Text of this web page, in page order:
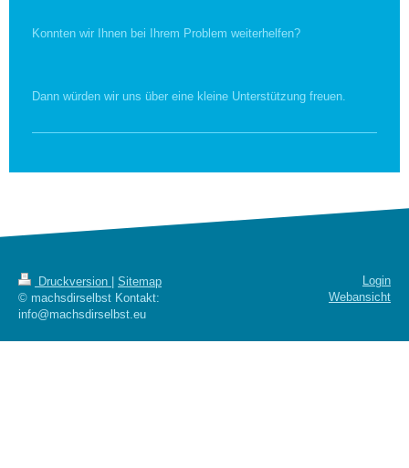
Konnten wir Ihnen bei Ihrem Problem weiterhelfen?
Dann würden wir uns über eine kleine Unterstützung freuen.
Druckversion
Sitemap
© machsdirselbst Kontakt:
info@machsdirselbst.eu
Login
Webansicht